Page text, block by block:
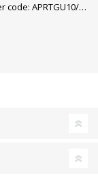
Manufacturer code: APRTGU10/P1/1/W